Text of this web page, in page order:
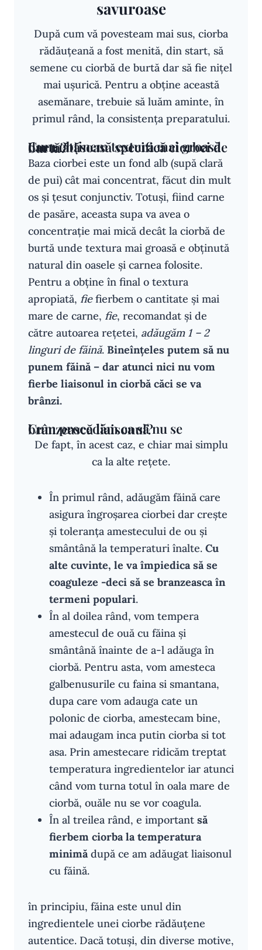
savuroase
După cum vă povesteam mai sus, ciorba
rădăuțeană a fost menită, din start, să
semene cu ciorbă de burtă dar să fie nițel
mai ușurică. Pentru a obține această
asemănare, trebuie să luăm aminte, în
primul rând, la consistența preparatului.
Cum obținem textura mai groasă dar mătăsoasă specifică ciorbei de burtă?
Baza ciorbei este un fond alb (supă clară
de pui) cât mai concentrat, făcut din mult
os și țesut conjunctiv. Totuși, fiind carne
de pasăre, aceasta supa va avea o
concentrație mai mică decât la ciorbă de
burtă unde textura mai groasă e obținută
natural din oasele și carnea folosite.
Pentru a obține în final o textura
apropiată, fiefierbem o cantitate și mai
mare de carne, fie, recomandat și de
către autoarea rețetei, adăugăm 1 – 2
linguri de făină. Bineînțeles putem să nu
punem făină – dar atunci nici nu vom
fierbe liaisonul in ciorbă căci se va
brânzi.
Cum procedăm ca să nu se brânzească liaisonul?
De fapt, în acest caz, e chiar mai simplu
ca la alte rețete.
În primul rând, adăugăm făină care
asigura îngroșarea ciorbei dar crește
și toleranța amestecului de ou și
smântână la temperaturi înalte. Cu
alte cuvinte, le va împiedica să se
coaguleze -deci să se branzeasca în
termeni populari.
În al doilea rând, vom tempera
amestecul de ouă cu făina și
smântână înainte de a-l adăuga în
ciorbă. Pentru asta, vom amesteca
galbenusurile cu faina si smantana,
dupa care vom adauga cate un
polonic de ciorba, amestecam bine,
mai adaugam inca putin ciorba si tot
asa. Prin amestecare ridicăm treptat
temperatura ingredientelor iar atunci
când vom turna totul în oala mare de
ciorbă, ouăle nu se vor coagula.
În al treilea rând, e important să
fierbem ciorba la temperatura
minimădupă ce am adăugat liaisonul
cu făină.
în principiu, făina este unul din
ingredientele unei ciorbe rădăuțene
autentice. Dacă totuși, din diverse motive,